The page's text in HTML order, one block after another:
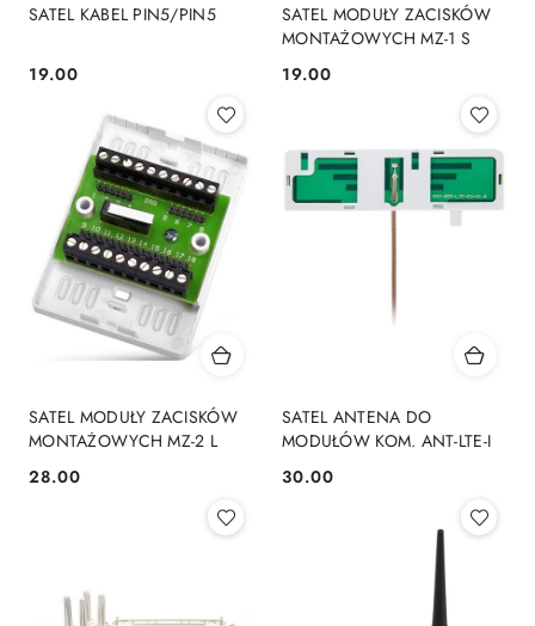
SATEL KABEL PIN5/PIN5
Cena:
19.00
SATEL MODUŁY ZACISKÓW
MONTAŻOWYCH MZ-1 S
Cena:
19.00
SATEL MODUŁY ZACISKÓW
MONTAŻOWYCH MZ-2 L
Cena:
28.00
SATEL ANTENA DO
MODUŁÓW KOM. ANT-LTE-I
Cena:
30.00